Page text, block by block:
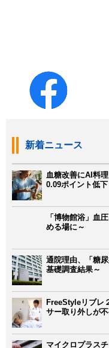
新着ニュース
血糖改善にAI料
0.09ポイント低下
「博物館浴」血
める場に～
通院理由、「糖
基礎調査結果～
FreeStyleリブレ
サー取り外しが
マイクロプラス